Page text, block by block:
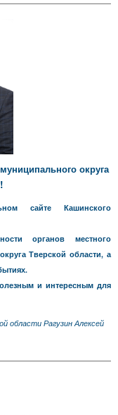
округа
сайте Кашинского
органов местного
Тверской области, а
и интересным для
области Рагузин Алексей